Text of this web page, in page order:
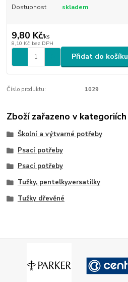
Dostupnost skladem
9,80 Kč/ks
8,10 Kč bez DPH
Přidat do košíku
Číslo produktu: 1029
Zboží zařazeno v kategoriích
Školní a výtvarné potřeby
Psací potřeby
Psací potřeby
Tužky, pentelky,versatilky
Tužky dřevěné